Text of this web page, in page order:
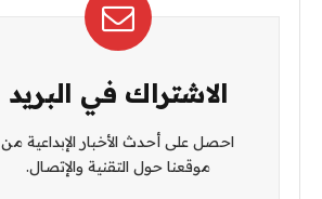
الاشتراك في البريد
احصل على أحدث الأخبار الإبداعية من
موقعنا حول التقنية والإتصال.